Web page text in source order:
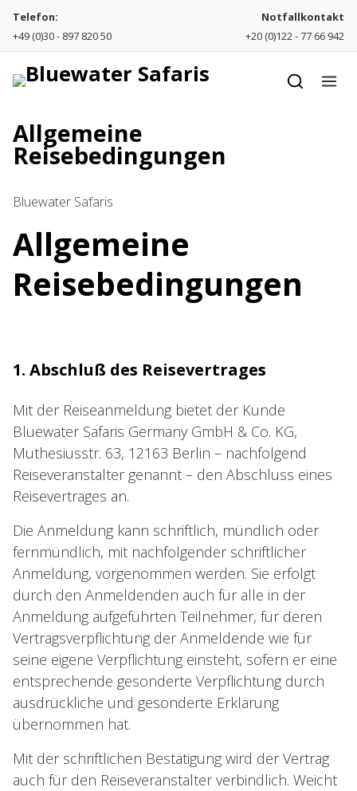
Skip to content
Telefon:
+49 (0)30 - 897 820 50
Notfallkontakt
+20 (0)122 - 77 66 942
Allgemeine
Reisebedingungen
Bluewater Safaris
Allgemeine
Reisebedingungen
1. Abschluß des Reisevertrages
Mit der Reiseanmeldung bietet der Kunde
Bluewater Safaris Germany GmbH & Co. KG,
Muthesiusstr. 63, 12163 Berlin – nachfolgend
Reiseveranstalter genannt – den Abschluss eines
Reisevertrages an.
Die Anmeldung kann schriftlich, mündlich oder
fernmündlich, mit nachfolgender schriftlicher
Anmeldung, vorgenommen werden. Sie erfolgt
durch den Anmeldenden auch für alle in der
Anmeldung aufgeführten Teilnehmer, für deren
Vertragsverpflichtung der Anmeldende wie für
seine eigene Verpflichtung einsteht, sofern er eine
entsprechende gesonderte Verpflichtung durch
ausdrückliche und gesonderte Erklärung
übernommen hat.
Mit der schriftlichen Bestätigung wird der Vertrag
auch für den Reiseveranstalter verbindlich. Weicht